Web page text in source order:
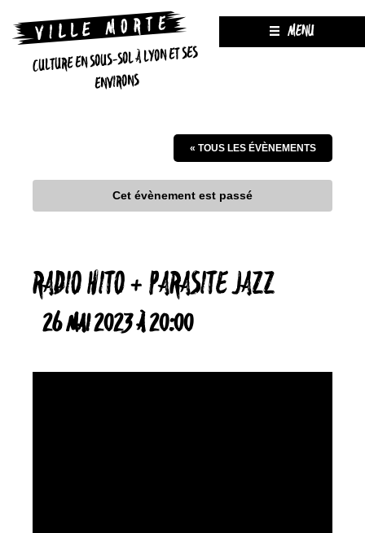
CULTURE EN SOUS-SOL À LYON ET SES
ENVIRONS
MENU
« TOUS LES ÉVÈNEMENTS
Cet évènement est passé
RADIO HITO + PARASITE JAZZ
26 MAI 2023 À 20:00